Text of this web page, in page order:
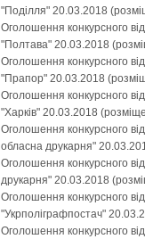
"Поділля" 20.03.2018
Оголошення конкурсного
"Полтава" 20.03.2018
Оголошення конкурсного
"Прапор" 20.03.2018
Оголошення конкурсного
"Харків" 20.03.2018
Оголошення конкурсного
обласна друкарня"
Оголошення конкурсного
друкарня" 20.03.2018
Оголошення конкурсного
"Укрполіграфпостач"
Оголошення конкурсного